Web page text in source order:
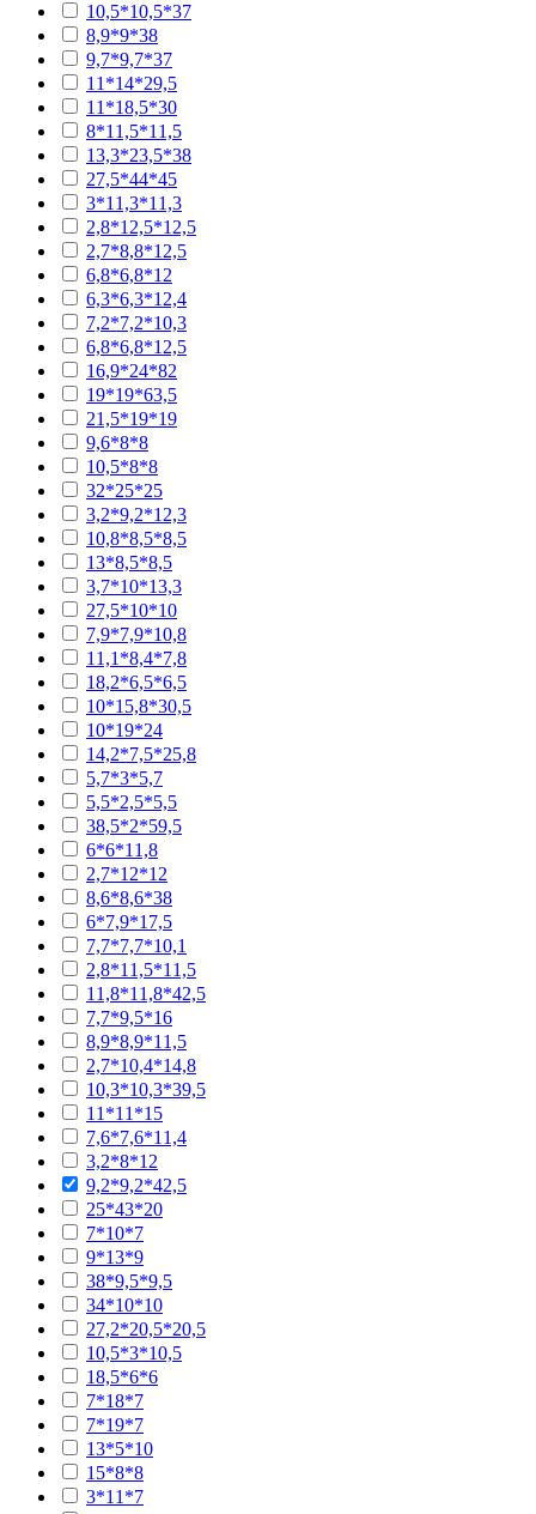
10,5*10,5*37
8,9*9*38
9,7*9,7*37
11*14*29,5
11*18,5*30
8*11,5*11,5
13,3*23,5*38
27,5*44*45
3*11,3*11,3
2,8*12,5*12,5
2,7*8,8*12,5
6,8*6,8*12
6,3*6,3*12,4
7,2*7,2*10,3
6,8*6,8*12,5
16,9*24*82
19*19*63,5
21,5*19*19
9,6*8*8
10,5*8*8
32*25*25
3,2*9,2*12,3
10,8*8,5*8,5
13*8,5*8,5
3,7*10*13,3
27,5*10*10
7,9*7,9*10,8
11,1*8,4*7,8
18,2*6,5*6,5
10*15,8*30,5
10*19*24
14,2*7,5*25,8
5,7*3*5,7
5,5*2,5*5,5
38,5*2*59,5
6*6*11,8
2,7*12*12
8,6*8,6*38
6*7,9*17,5
7,7*7,7*10,1
2,8*11,5*11,5
11,8*11,8*42,5
7,7*9,5*16
8,9*8,9*11,5
2,7*10,4*14,8
10,3*10,3*39,5
11*11*15
7,6*7,6*11,4
3,2*8*12
9,2*9,2*42,5
25*43*20
7*10*7
9*13*9
38*9,5*9,5
34*10*10
27,2*20,5*20,5
10,5*3*10,5
18,5*6*6
7*18*7
7*19*7
13*5*10
15*8*8
3*11*7